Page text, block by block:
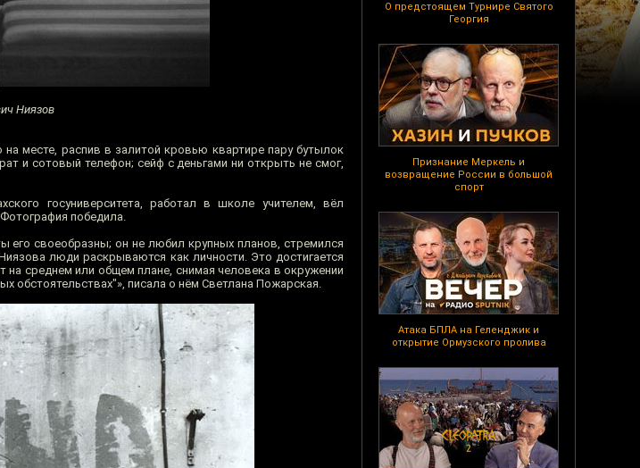
О предстоящем Турнире Святого
Георгия
Признание Меркель и
возвращение России в большой
спорт
Атака БПЛА на Геленджик и
открытие Ормузского пролива
Ниязов
месте, распив в залитой кровью квартире пару бутылок
и сотовый телефон; сейф с деньгами ни открыть не смог,
госуниверситета, работал в школе учителем, вёл
победила.
своеобразны; он не любил крупных планов, стремился
люди раскрываются как личности. Это достигается
на среднем или общем плане, снимая человека в окружении
обстоятельствах"», писала о нём Светлана Пожарская.